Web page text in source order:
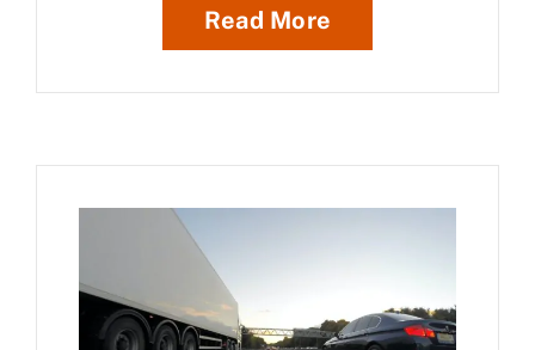
Read More